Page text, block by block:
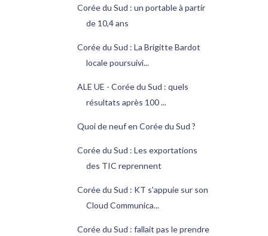
Corée du Sud : un portable à partir
de 10,4 ans
Corée du Sud : La Brigitte Bardot
locale poursuivi...
ALE UE - Corée du Sud : quels
résultats après 100 ...
Quoi de neuf en Corée du Sud ?
Corée du Sud : Les exportations
des TIC reprennent
Corée du Sud : KT s'appuie sur son
Cloud Communica...
Corée du Sud : fallait pas le prendre